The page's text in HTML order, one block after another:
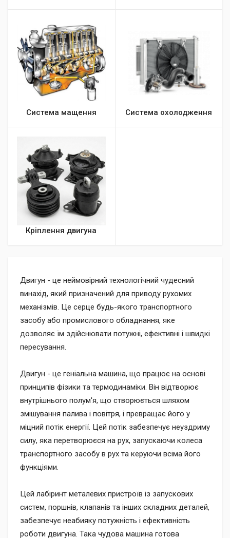
Система мащення Система охолодження
Кріплення двигуна
Двигун - це неймовірний технологічний чудесний
винахід, який призначений для приводу рухомих
механізмів. Це серце будь-якого транспортного
засобу або промислового обладнання, яке
дозволяє їм здійснювати потужні, ефективні і швидкі
пересування.
Двигун - це геніальна машина, що працює на основі
принципів фізики та термодинаміки. Він відтворює
внутрішнього полум'я, що створюється шляхом
змішування палива і повітря, і превращає його у
міцний потік енергії. Цей потік забезпечує неуздриму
силу, яка перетворюєся на рух, запускаючи колеса
транспортного засобу в рух та керуючи всіма його
функціями.
Цей лабіринт металевих пристроїв із запускових
систем, поршнів, клапанів та інших складних деталей,
забезпечує неабияку потужність і ефективність
роботи двигуна. Така чудова машина готова